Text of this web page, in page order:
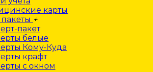
карты
+
пакет
белые
Кому-Куда
крафт
с окном